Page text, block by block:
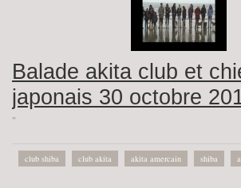
Balade akita club et
japonais 30 octobre
"
club shiba club akita akita amercain shiba